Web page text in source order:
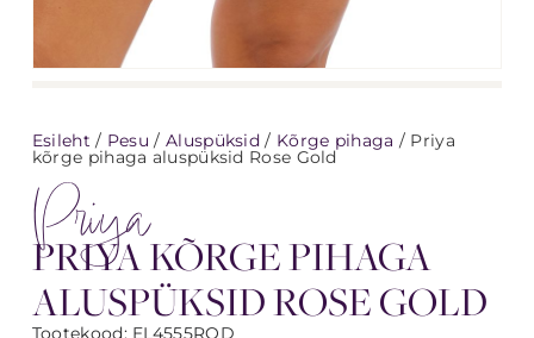
Esileht / Pesu / Aluspüksid / Kõrge pihaga / Priya
kõrge pihaga aluspüksid Rose Gold
Priya
PRIYA KÕRGE PIHAGA
ALUSPÜKSID ROSE GOLD
Tootekood: EL4555ROD